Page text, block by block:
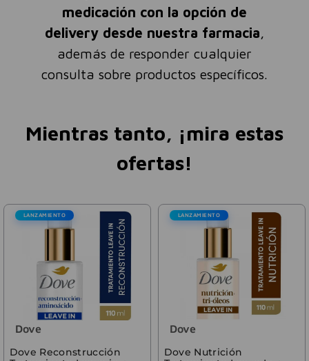
medicación con la opción de
delivery desde nuestra farmacia,
además de responder cualquier
consulta sobre productos específicos.
Mientras tanto, ¡mira estas
ofertas!
LANZAMIENTO
Dove
Dove Reconstrucción
LANZAMIENTO
Dove
Dove Nutrición